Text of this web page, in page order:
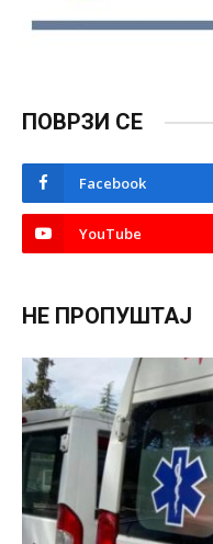
ПОВРЗИ СЕ
Facebook
YouTube
НЕ ПРОПУШТАЈ